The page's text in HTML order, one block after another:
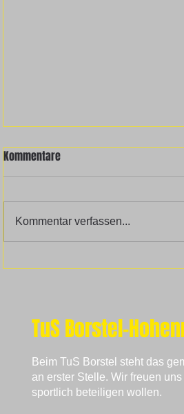
Power Dance
Die Power Dance Kurse starten
Kommentare
Kommentar verfassen...
TuS Borstel-
Beim TuS Borstel steht das
an erster Stelle. Wir freuen
sportlich beteiligen wollen.